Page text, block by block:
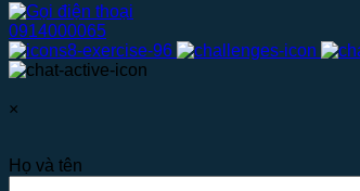
0914000065
×
Họ và tên